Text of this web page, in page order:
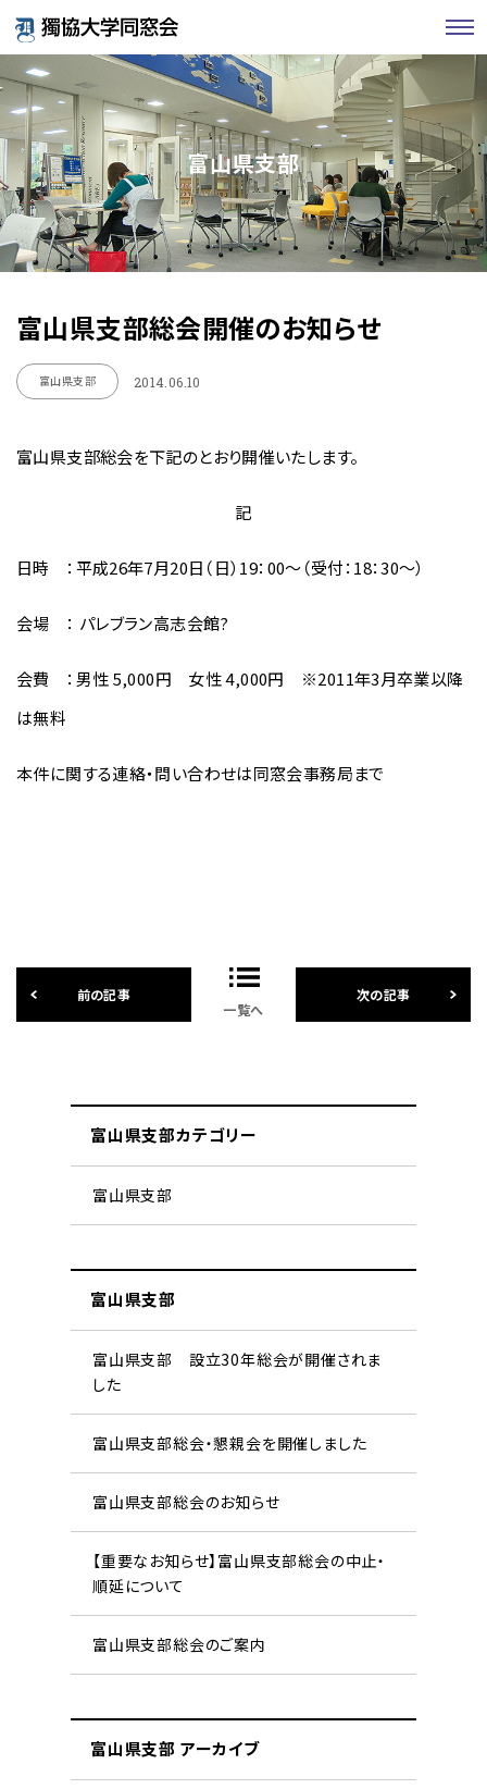
富山県支部
富山県支部総会開催のお知らせ
富山県支部 2014.06.10
富山県支部総会を下記のとおり開催いたします。
記
日時 ：平成26年7月20日（日）19：00～（受付：18：30～）
会場 ： パレブラン高志会館?
会費 ：男性 5,000円 女性 4,000円 ※2011年3月卒業以降
は無料
本件に関する連絡・問い合わせは同窓会事務局まで
一覧へ
富山県支部カテゴリー
富山県支部
富山県支部
富山県支部 設立30年総会が開催されま
した
富山県支部総会・懇親会を開催しました
富山県支部総会のお知らせ
【重要なお知らせ】富山県支部総会の中止・
順延について
富山県支部総会のご案内
富山県支部 アーカイブ